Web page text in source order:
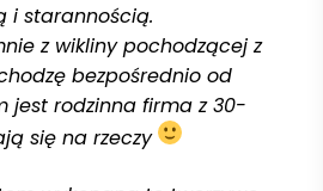
i starannością.
z wikliny pochodzącej z
bezpośrednio od
jest rodzinna firma z 30-
się na rzeczy